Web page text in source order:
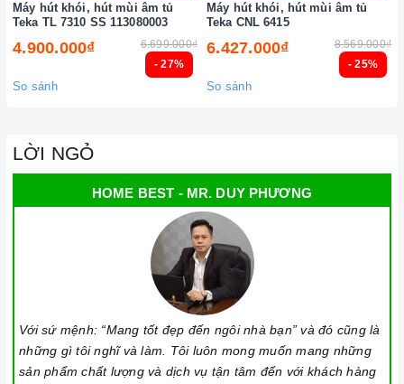
- 27%
Máy hút khói, hút mùi âm tủ
Teka TL 7310 SS 113080003
4.900.000₫ 6.699.000₫
So sánh
- 25%
Máy hút khói, hút mùi âm tủ
Teka CNL 6415
6.427.000₫ 8.569.000₫
So sánh
LỜI NGỎ
HOME BEST - MR. DUY PHƯƠNG
Với sứ mệnh: “Mang tốt đẹp đến ngôi nhà bạn” và đó cũng là
những gì tôi nghĩ và làm. Tôi luôn mong muốn mang những
sản phẩm chất lượng và dịch vụ tận tâm đến với khách hàng